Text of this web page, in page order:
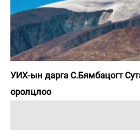
УИХ-ын дарга С.Бямбацогт
оролцлоо